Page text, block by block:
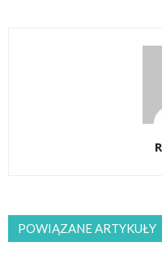
POWIĄZANE ARTYKUŁY